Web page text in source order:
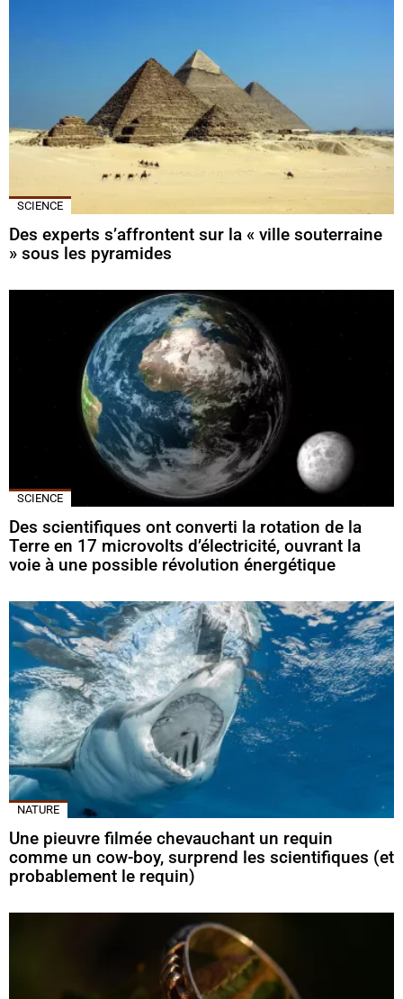
SCIENCE
Des experts s’affrontent sur la « ville souterraine
» sous les pyramides
SCIENCE
Des scientifiques ont converti la rotation de la
Terre en 17 microvolts d’électricité, ouvrant la
voie à une possible révolution énergétique
NATURE
Une pieuvre filmée chevauchant un requin
comme un cow-boy, surprend les scientifiques (et
probablement le requin)